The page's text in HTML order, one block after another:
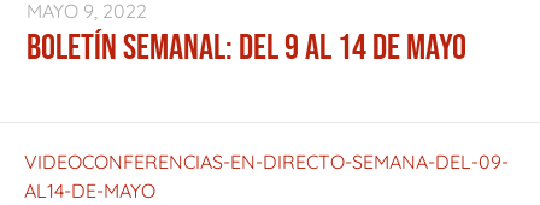
MAYO 9, 2022
BOLETÍN SEMANAL: DEL 9 AL 14 DE MAYO
VIDEOCONFERENCIAS-EN-DIRECTO-SEMANA-DEL-09-
AL14-DE-MAYO